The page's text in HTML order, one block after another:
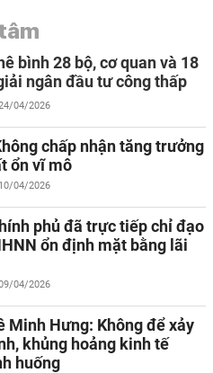
bình 28 bộ, cơ quan và 18
ngân đầu tư công thấp
04/2026
chấp nhận tăng trưởng
ổn vĩ mô
04/2026
phủ đã trực tiếp chỉ đạo
ổn định mặt bằng lãi
04/2026
Minh Hưng: Không để xảy
khủng hoảng kinh tế
huống